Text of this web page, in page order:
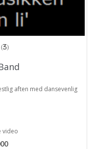
(3)
aften med dansevenlig
video